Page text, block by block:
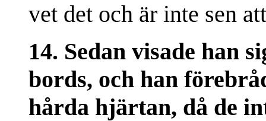
vet det och är inte sen
14. Sedan visade han
bords, och han
hårda hjärtan, då de